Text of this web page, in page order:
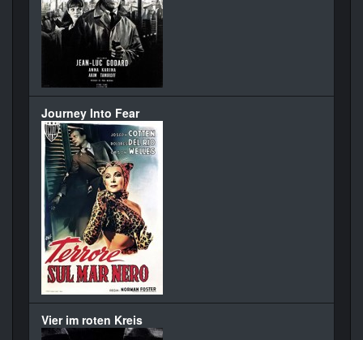
Journey Into Fear
Vier im roten Kreis